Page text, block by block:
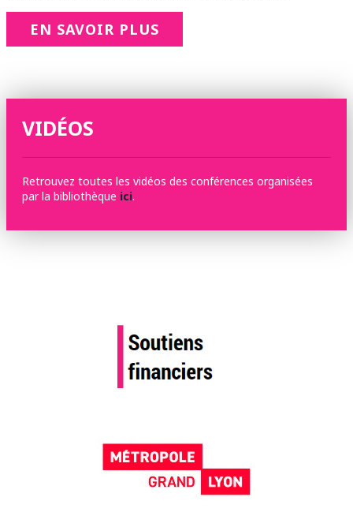
EN SAVOIR PLUS
VIDÉOS
Retrouvez toutes les vidéos des conférences organisées
par la bibliothèque ici.